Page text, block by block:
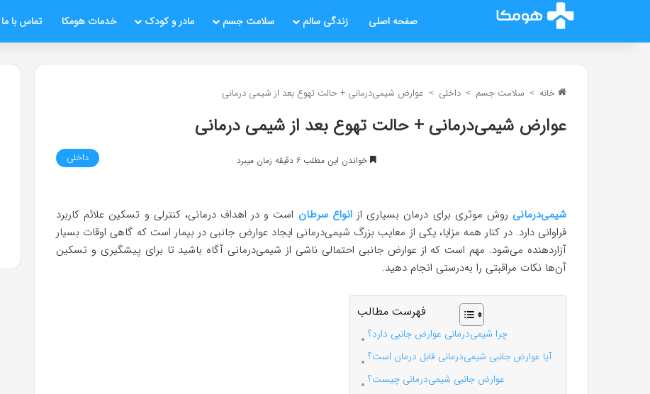
صفحه اصلی زندگی سالم سلامت جسم مادر و کودک خدمات هومکا تماس با ما
خانه > سلامت جسم > داخلی > عوارض شیمی‌درمانی + حالت تهوع بعد از شیمی درمانی
عوارض شیمی‌درمانی + حالت تهوع بعد از شیمی درمانی
خواندن این مطلب 6 دقیقه زمان میبرد داخلی
شیمی‌درمانی روش موثری برای درمان بسیاری ازانواع سرطان است و در اهداف درمانی، کنترلی و تسکین علائم کاربرد
فراوانی دارد. در کنار همه مزایا، یکی از معایب بزرگ شیمی‌درمانی ایجاد عوارض جانبی در بیمار است که گاهی اوقات بسیار
آزاردهنده می‌شود. مهم است که از عوارض جانبی احتمالی ناشی از شیمی‌درمانی آگاه باشید تا برای پیشگیری و تسکین
آن‌ها نکات مراقبتی را به‌درستی انجام دهید.
فهرست مطالب
چرا شیمی‌درمانی عوارض جانبی دارد؟
آیا عوارض جانبی شیمی‌درمانی قابل درمان است؟
عوارض جانبی شیمی‌درمانی چیست؟